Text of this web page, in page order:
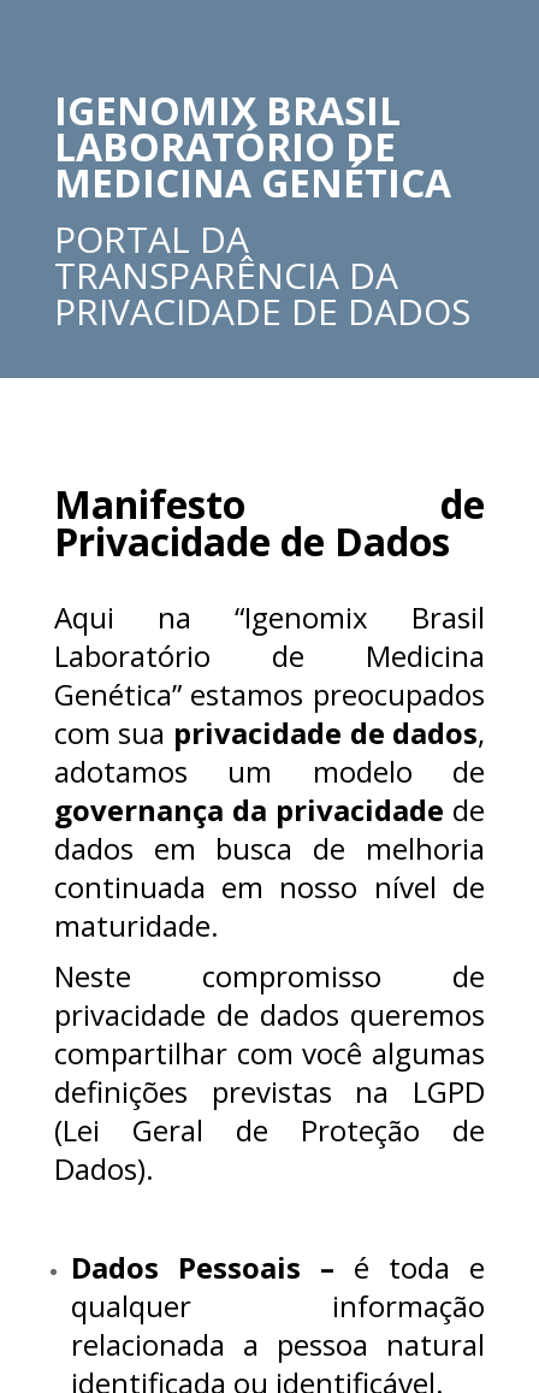
IGENOMIX BRASIL
LABORATÓRIO DE
MEDICINA GENÉTICA
PORTAL DA
TRANSPARÊNCIA DA
PRIVACIDADE DE DADOS
Manifesto de
Privacidade de Dados
Aqui na “Igenomix Brasil
Laboratório de Medicina
Genética” estamos preocupados
com sua privacidade de dados,
adotamos um modelo de
governança da privacidade de
dados em busca de melhoria
continuada em nosso nível de
maturidade.
Neste compromisso de
privacidade de dados queremos
compartilhar com você algumas
definições previstas na LGPD
(Lei Geral de Proteção de
Dados).
Dados Pessoais – é toda e
qualquer informação
relacionada a pessoa natural
identificada ou identificável.